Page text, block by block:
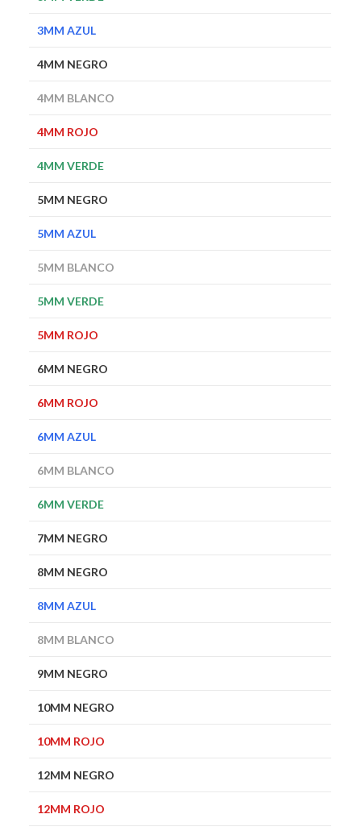
3MM AZUL
4MM NEGRO
4MM BLANCO
4MM ROJO
4MM VERDE
5MM NEGRO
5MM AZUL
5MM BLANCO
5MM VERDE
5MM ROJO
6MM NEGRO
6MM ROJO
6MM AZUL
6MM BLANCO
6MM VERDE
7MM NEGRO
8MM NEGRO
8MM AZUL
8MM BLANCO
9MM NEGRO
10MM NEGRO
10MM ROJO
12MM NEGRO
12MM ROJO